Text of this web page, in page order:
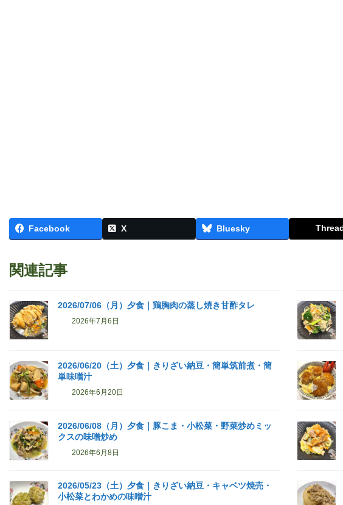
Facebook X Bluesky
関連記事
2026/07/06（月）夕食｜鶏胸肉の蒸し焼き甘酢タレ
2026年7月6日
2026/06/20（土）夕食｜きりざい納豆・簡単筑前煮・簡
単味噌汁
2026年6月20日
2026/06/08（月）夕食｜豚こま・小松菜・野菜炒めミッ
クスの味噌炒め
2026年6月8日
2026/05/23（土）夕食｜きりざい納豆・キャベツ焼売・
小松菜とわかめの味噌汁